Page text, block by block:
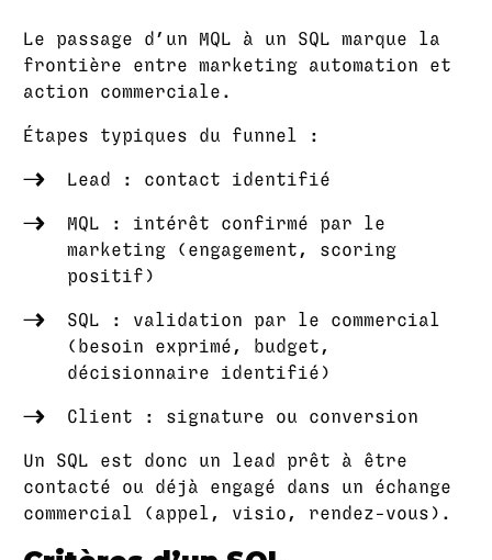
Le passage d’un MQL à un SQL marque la
frontière entre marketing automation et
action commerciale.
Étapes typiques du funnel :
Lead : contact identifié
MQL : intérêt confirmé par le
marketing (engagement, scoring
positif)
SQL : validation par le commercial
(besoin exprimé, budget,
décisionnaire identifié)
Client : signature ou conversion
Un SQL est donc un lead prêt à être
contacté ou déjà engagé dans un échange
commercial (appel, visio, rendez-vous).